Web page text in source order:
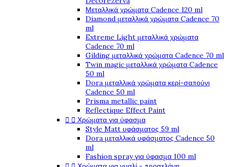
Μεταλλικά χρώματα Cadence 120 ml
Diamond μεταλλικά χρώματα Cadence 70
ml
Extreme Light μεταλλικά χρώματα
Cadence 70 ml
Gilding μεταλλικά χρώματα Cadence 70 ml
Twin magic μεταλλικά χρώματα Cadence
50 ml
Dora μεταλλικά χρώματα κερί-σαπούνι
Cadence 50 ml
Prisma metallic paint
Reflectique Effect Paint
  Χρώματα για ύφασμα
Style Matt υφάσματος 59 ml
Dora μεταλλικά υφάσματος Cadence 50
ml
Fashion spray για ύφασμα 100 ml